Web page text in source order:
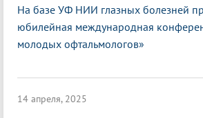
На базе УФ НИИ глазных болезней
юбилейная международная
молодых офтальмологов»
14 апреля, 2025